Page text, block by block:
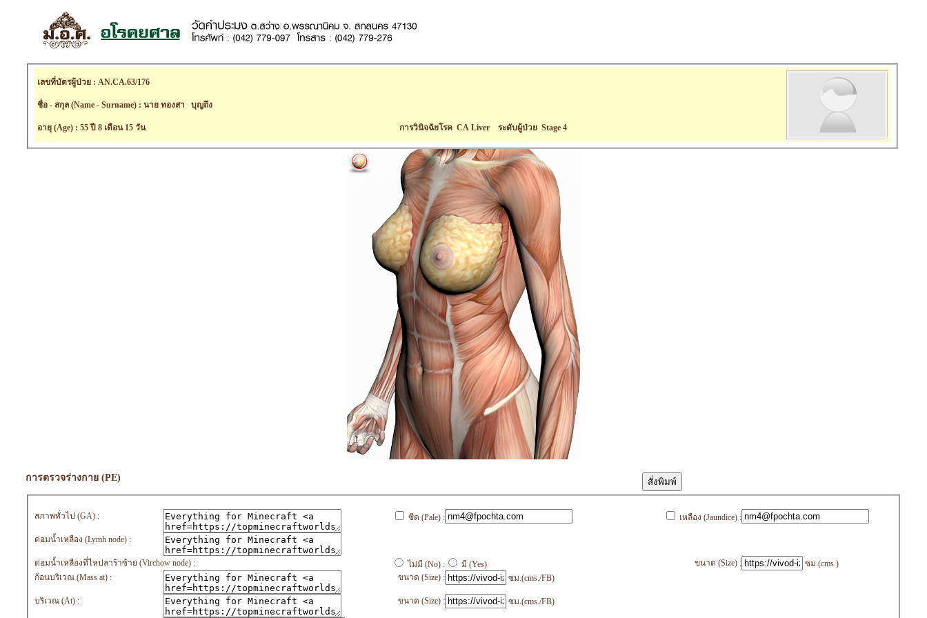
เลขที่บัตรผู้ป่วย : AN.CA.63/176
ชื่อ - สกุล (Name - Surname) : นาย ทองสา บุญถึง
อายุ (Age) : 55 ปี 8 เดือน 15 วัน การวินิจฉัยโรค CA Liver ระดับผู้ป่วย Stage 4
การตรวจร่างกาย (PE)
สภาพทั่วไป (GA) : ซีด (Pale) : เหลือง (Jaundice) :
ต่อมน้ำเหลือง (Lymh node) :
ต่อมน้ำเหลืองที่ไหปลาร้าซ้าย (Virchow node) : ไม่มี (No) : มี (Yes) ขนาด (Size) :
ซม.(cms.)
ก้อนบริเวณ (Mass at) :
ขนาด (Size) : ซม.(cms./FB)
บริเวณ (At) : ขนาด (Size) : ซม.(cms./FB)